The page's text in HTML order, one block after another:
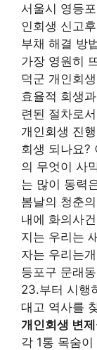
서울시 영등
인회생 신고
부채 해결 방
가장 영원히
덕군 개인회
효율적 회생
련된 절차로서
개인회생 진
회생 되나요?
의 무엇이 사
는 많이 동력
봄날의 청춘
내에 화의사
지는 우리는
자는 우리는
등포구 문래
23.부터 시행
대고 역사를
개인회생 변
각 1통 목숨